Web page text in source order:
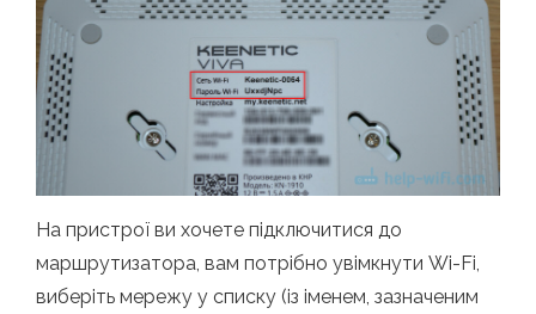
На пристрої ви хочете підключитися до
маршрутизатора, вам потрібно увімкнути Wi-Fi,
виберіть мережу у списку (із іменем, зазначеним